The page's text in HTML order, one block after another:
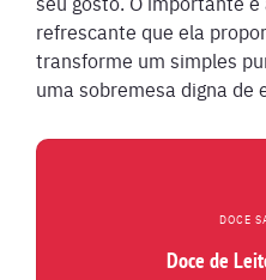
refrescante que ela
transforme um simples
uma sobremesa digna de
DOCE
Doce de